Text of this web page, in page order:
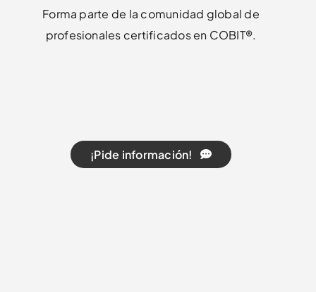
Forma parte de la comunidad global de
profesionales certificados en COBIT®.
¡Pide información!